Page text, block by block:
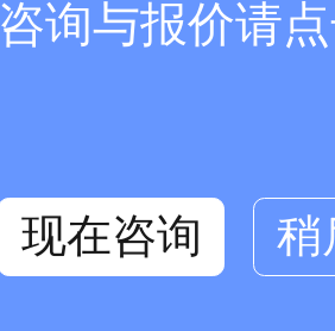
咨询与报价请
现在咨询 稍